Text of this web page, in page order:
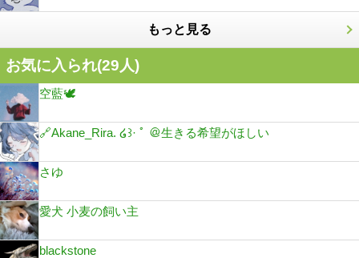
もっと見る
お気に入られ(29人)
空藍🕊️
🔗Akane_Rira. ໒꒱· ﾟ ＠生きる希望がほしい
さゆ
愛犬 小麦の飼い主
blackstone